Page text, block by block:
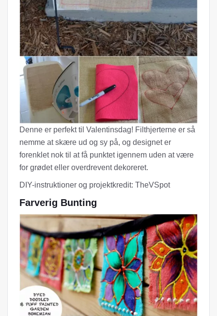
Denne er perfekt til Valentinsdag! Filthjerterne er så
nemme at skære ud og sy på, og designet er
forenklet nok til at få punktet igennem uden at være
for grødet eller overdrevent dekoreret.
DIY-instruktioner og projektkredit: TheVSpot
Farverig Bunting